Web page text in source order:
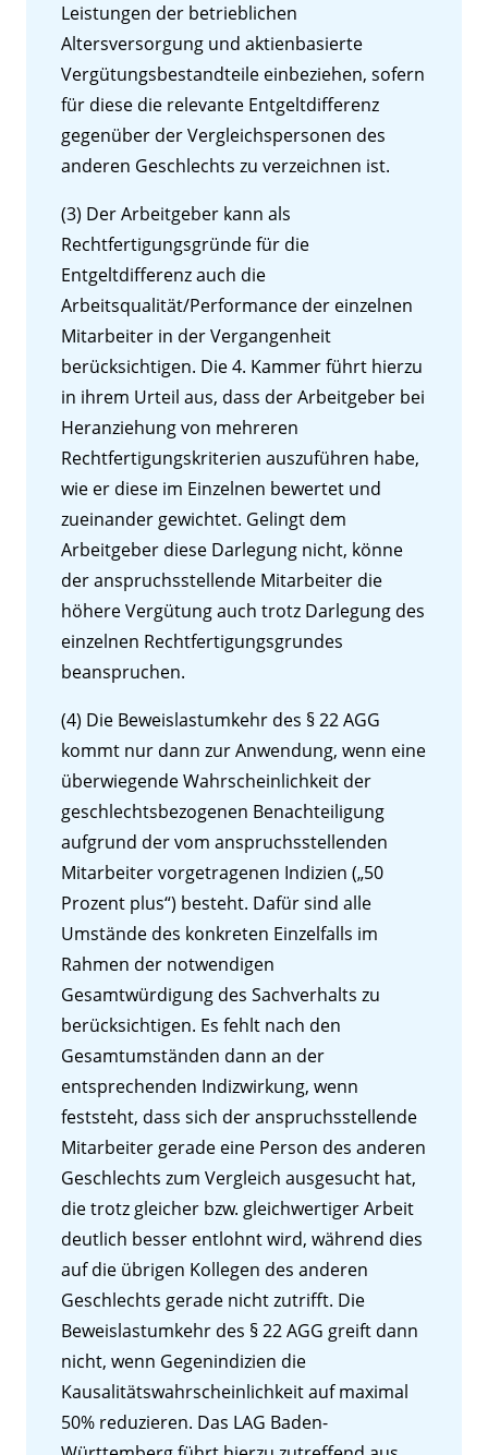
Leistungen der betrieblichen
Altersversorgung und aktienbasierte
Vergütungsbestandteile einbeziehen, sofern
für diese die relevante Entgeltdifferenz
gegenüber der Vergleichspersonen des
anderen Geschlechts zu verzeichnen ist.
(3) Der Arbeitgeber kann als
Rechtfertigungsgründe für die
Entgeltdifferenz auch die
Arbeitsqualität/Performance der einzelnen
Mitarbeiter in der Vergangenheit
berücksichtigen. Die 4. Kammer führt hierzu
in ihrem Urteil aus, dass der Arbeitgeber bei
Heranziehung von mehreren
Rechtfertigungskriterien auszuführen habe,
wie er diese im Einzelnen bewertet und
zueinander gewichtet. Gelingt dem
Arbeitgeber diese Darlegung nicht, könne
der anspruchsstellende Mitarbeiter die
höhere Vergütung auch trotz Darlegung des
einzelnen Rechtfertigungsgrundes
beanspruchen.
(4) Die Beweislastumkehr des § 22 AGG
kommt nur dann zur Anwendung, wenn eine
überwiegende Wahrscheinlichkeit der
geschlechtsbezogenen Benachteiligung
aufgrund der vom anspruchsstellenden
Mitarbeiter vorgetragenen Indizien („50
Prozent plus“) besteht. Dafür sind alle
Umstände des konkreten Einzelfalls im
Rahmen der notwendigen
Gesamtwürdigung des Sachverhalts zu
berücksichtigen. Es fehlt nach den
Gesamtumständen dann an der
entsprechenden Indizwirkung, wenn
feststeht, dass sich der anspruchsstellende
Mitarbeiter gerade eine Person des anderen
Geschlechts zum Vergleich ausgesucht hat,
die trotz gleicher bzw. gleichwertiger Arbeit
deutlich besser entlohnt wird, während dies
auf die übrigen Kollegen des anderen
Geschlechts gerade nicht zutrifft. Die
Beweislastumkehr des § 22 AGG greift dann
nicht, wenn Gegenindizien die
Kausalitätswahrscheinlichkeit auf maximal
50% reduzieren. Das LAG Baden-